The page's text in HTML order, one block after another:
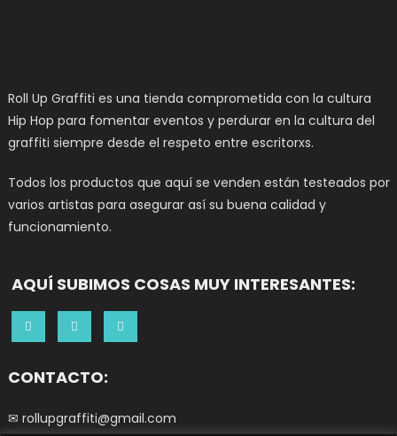
Roll Up Graffiti es una tienda comprometida con la cultura
Hip Hop para fomentar eventos y perdurar en la cultura del
graffiti siempre desde el respeto entre escritorxs.
Todos los productos que aquí se venden están testeados por
varios artistas para asegurar así su buena calidad y
funcionamiento.
AQUÍ SUBIMOS COSAS MUY INTERESANTES:
CONTACTO:
✉ rollupgraffiti@gmail.com